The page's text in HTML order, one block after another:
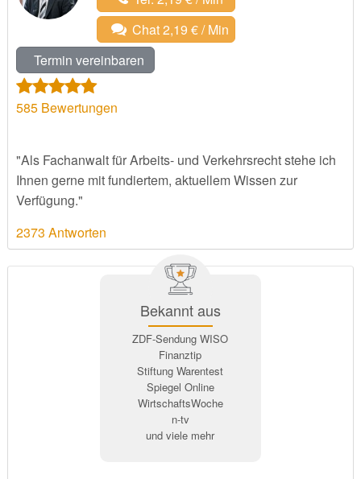
Chat 2,19 € / Min
Termin vereinbaren
585Bewertungen
"Als Fachanwalt für Arbeits- und Verkehrsrecht stehe ich
Ihnen gerne mit fundiertem, aktuellem Wissen zur
Verfügung."
2373 Antworten
Bekannt aus
ZDF-Sendung WISO
Finanztip
Stiftung Warentest
Spiegel Online
WirtschaftsWoche
n-tv
und viele mehr